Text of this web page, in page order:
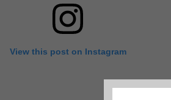
View this post on Instagram